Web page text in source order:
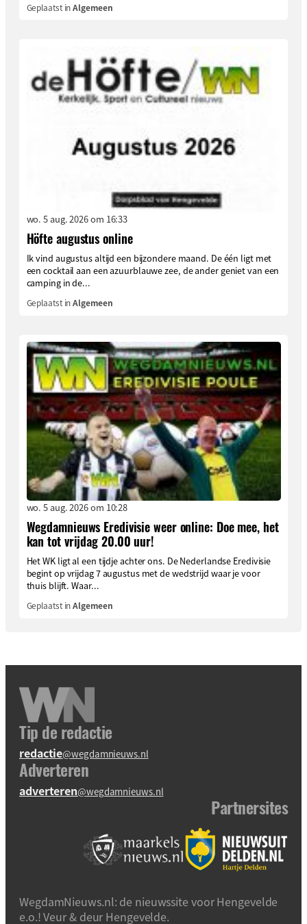
Geplaatst inAlgemeen
wo. 5 aug. 2026 om 16:33
Höfte augustus online
Ik vind augustus altijd een bijzondere maand. De één ligt met
een cocktail aan een azuurblauwe zee, de ander geniet van een
camping in de...
Geplaatst inAlgemeen
wo. 5 aug. 2026 om 10:28
Wegdamnieuws Eredivisie weer online: Doe mee, het
kan tot vrijdag 20.00 uur!
Het WK ligt al een tijdje achter ons. De Nederlandse Eredivisie
begint op vrijdag 7 augustus met de wedstrijd waar je voor
thuis blijft. Waar...
Geplaatst inAlgemeen
Tip de redactie
redactie@wegdamnieuws.nl
Adverteren
adverteren@wegdamnieuws.nl
Partnersites
WegdamNieuws.nl: de nieuwssite voor Hengevelde
e.o.! Veur & deur Hengevelde.